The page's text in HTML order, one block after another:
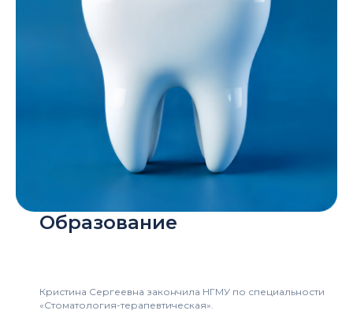
Образование
Кристина Сергеевна закончила НГМУ по специальности
«Стоматология-терапевтическая».